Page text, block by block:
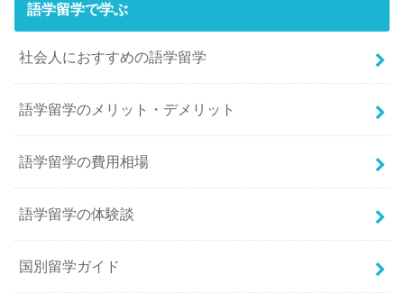
語学留学で学ぶ
社会人におすすめの語学留学
語学留学のメリット・デメリット
語学留学の費用相場
語学留学の体験談
国別留学ガイド